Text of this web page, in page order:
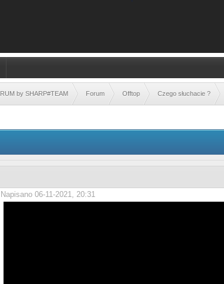
by SHARP#TEAM Forum Offtop Czego słuchacie ?
Napisano 06-11-2021, 20:31